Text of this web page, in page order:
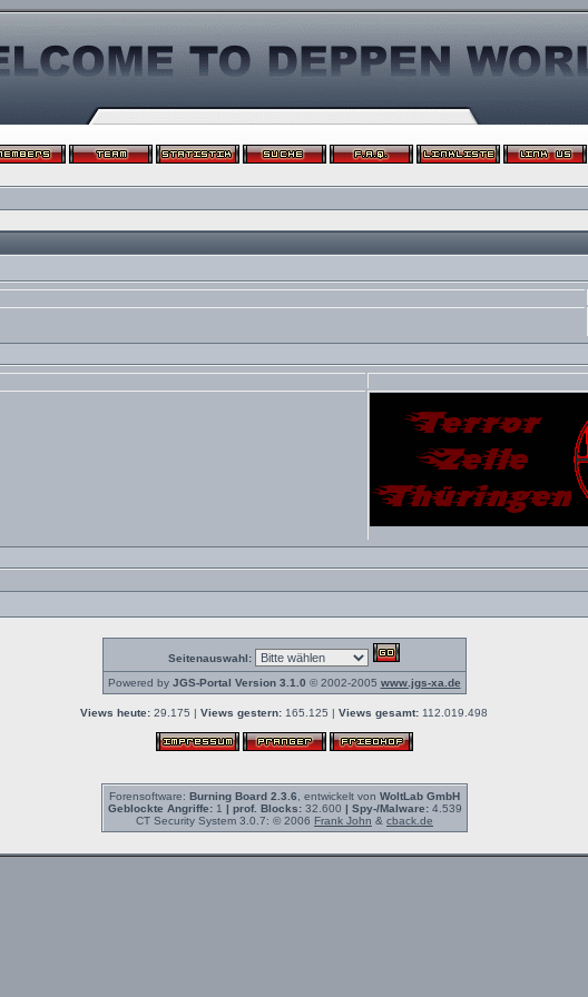
Seitenauswahl:
Powered by JGS-Portal Version 3.1.0 © 2002-2005 www.jgs-xa.de
Views heute: 29.175 | Views gestern: 165.125 | Views gesamt: 112.019.498
Forensoftware: Burning Board 2.3.6 , entwickelt von WoltLab GmbH
Geblockte Angriffe:1 | prof. Blocks:32.600 | Spy-/Malware:4.539
CT Security System 3.0.7: © 2006 Frank John & cback.de